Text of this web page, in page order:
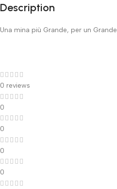
Description
Una mina più Grande, per un
0 reviews
0
0
0
0